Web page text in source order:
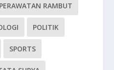
PERAWATAN RAMBUT
POLITIK
SPORTS